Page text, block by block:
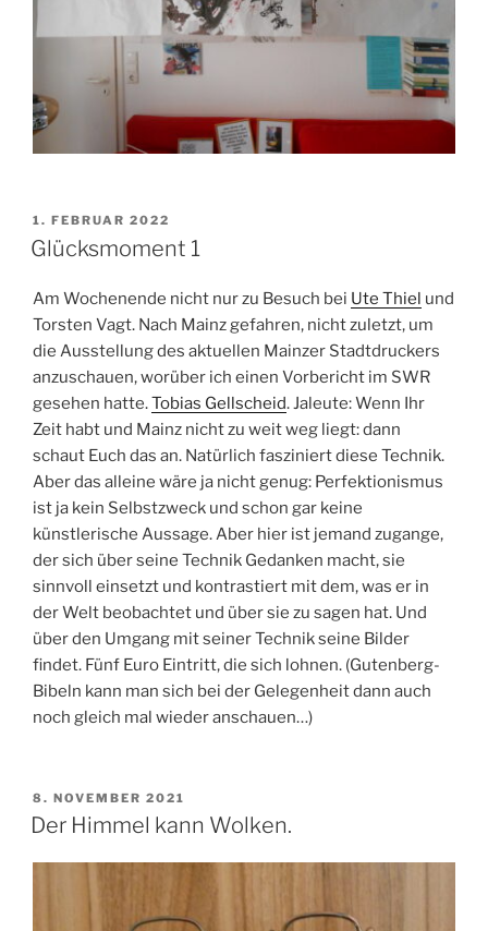
VERÖFFENTLICHT
AM
1. FEBRUAR 2022
Glücksmoment 1
Am Wochenende nicht nur zu Besuch bei Ute Thiel und
Torsten Vagt. Nach Mainz gefahren, nicht zuletzt, um
die Ausstellung des aktuellen Mainzer Stadtdruckers
anzuschauen, worüber ich einen Vorbericht im SWR
gesehen hatte.Tobias Gellscheid. Jaleute: Wenn Ihr
Zeit habt und Mainz nicht zu weit weg liegt: dann
schaut Euch das an. Natürlich fasziniert diese Technik.
Aber das alleine wäre ja nicht genug: Perfektionismus
ist ja kein Selbstzweck und schon gar keine
künstlerische Aussage. Aber hier ist jemand zugange,
der sich über seine Technik Gedanken macht, sie
sinnvoll einsetzt und kontrastiert mit dem, was er in
der Welt beobachtet und über sie zu sagen hat. Und
über den Umgang mit seiner Technik seine Bilder
findet. Fünf Euro Eintritt, die sich lohnen. (Gutenberg-
Bibeln kann man sich bei der Gelegenheit dann auch
noch gleich mal wieder anschauen…)
VERÖFFENTLICHT
AM
8. NOVEMBER 2021
Der Himmel kann Wolken.